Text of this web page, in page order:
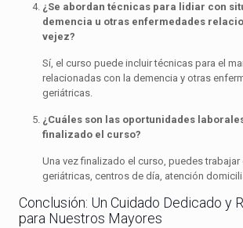
¿Se abordan técnicas para lidiar con
demencia u otras enfermedades
vejez?
Sí, el curso puede incluir técnicas para el
relacionadas con la demencia y otras
geriátricas.
¿Cuáles son las oportunidades
finalizado el curso?
Una vez finalizado el curso, puedes
geriátricas, centros de día, atención
Conclusión: Un Cuidado Dedicado y
para Nuestros Mayores